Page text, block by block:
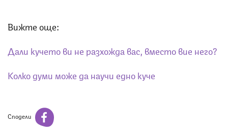
Вижте още:
Дали кучето ви не разхожда вас, вместо вие него?
Колко думи може да научи едно куче
Сподели